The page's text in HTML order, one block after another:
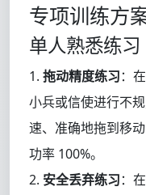
专项训练方
单人熟悉练习
1. 拖动精度练习：
小兵或信使进行不
速、准确地拖到移
功率 100%。
2. 安全丢弃练习：